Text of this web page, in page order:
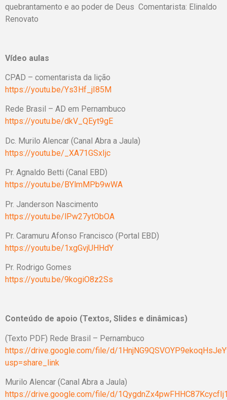
quebrantamento e ao poder de Deus Comentarista: Elinaldo
Renovato
Vídeo aulas
CPAD – comentarista da lição
https://youtu.be/Ys3Hf_jI85M
Rede Brasil – AD em Pernambuco
https://youtu.be/dkV_QEyt9gE
Dc. Murilo Alencar (Canal Abra a Jaula)
https://youtu.be/_XA71GSxIjc
Pr. Agnaldo Betti (Canal EBD)
https://youtu.be/BYlmMPb9wWA
Pr. Janderson Nascimento
https://youtu.be/lPw27ytObOA
Pr. Caramuru Afonso Francisco (Portal EBD)
https://youtu.be/1xgGvjUHHdY
Pr. Rodrigo Gomes
https://youtu.be/9kogiO8z2Ss
Conteúdo de apoio (Textos, Slides e dinâmicas)
(Texto PDF) Rede Brasil – Pernambuco
https://drive.google.com/file/d/
usp=share_link
Murilo Alencar (Canal Abra a Jaula)
https://drive.google.com/file/d/